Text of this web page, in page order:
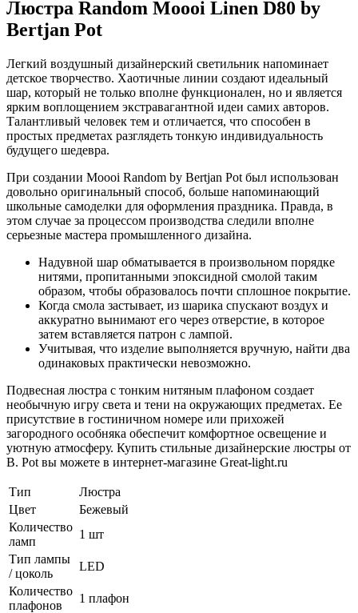
Люстра Random Moooi Linen D80 by
Bertjan Pot
Легкий воздушный дизайнерский светильник напоминает
детское творчество. Хаотичные линии создают идеальный
шар, который не только вполне функционален, но и является
ярким воплощением экстравагантной идеи самих авторов.
Талантливый человек тем и отличается, что способен в
простых предметах разглядеть тонкую индивидуальность
будущего шедевра.
При создании Moooi Random by Bertjan Pot был использован
довольно оригинальный способ, больше напоминающий
школьные самоделки для оформления праздника. Правда, в
этом случае за процессом производства следили вполне
серьезные мастера промышленного дизайна.
Надувной шар обматывается в произвольном порядке
нитями, пропитанными эпоксидной смолой таким
образом, чтобы образовалось почти сплошное покрытие.
Когда смола застывает, из шарика спускают воздух и
аккуратно вынимают его через отверстие, в которое
затем вставляется патрон с лампой.
Учитывая, что изделие выполняется вручную, найти два
одинаковых практически невозможно.
Подвесная люстра с тонким нитяным плафоном создает
необычную игру света и тени на окружающих предметах. Ее
присутствие в гостиничном номере или прихожей
загородного особняка обеспечит комфортное освещение и
уютную атмосферу. Купить стильные дизайнерские люстры от
B. Pot вы можете в интернет-магазине Great-light.ru
Тип
Люстра
Цвет
Бежевый
Количество
ламп
1 шт
Тип лампы
/ цоколь
LED
Количество
плафонов
1 плафон